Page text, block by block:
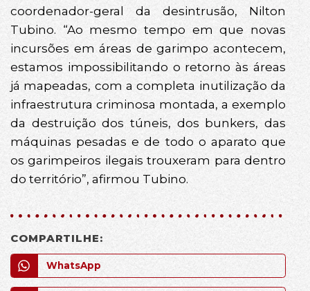
coordenador-geral da desintrusão, Nilton
Tubino. “Ao mesmo tempo em que novas
incursões em áreas de garimpo acontecem,
estamos impossibilitando o retorno às áreas
já mapeadas, com a completa inutilização da
infraestrutura criminosa montada, a exemplo
da destruição dos túneis, dos bunkers, das
máquinas pesadas e de todo o aparato que
os garimpeiros ilegais trouxeram para dentro
do território”, afirmou Tubino.
COMPARTILHE:
WhatsApp